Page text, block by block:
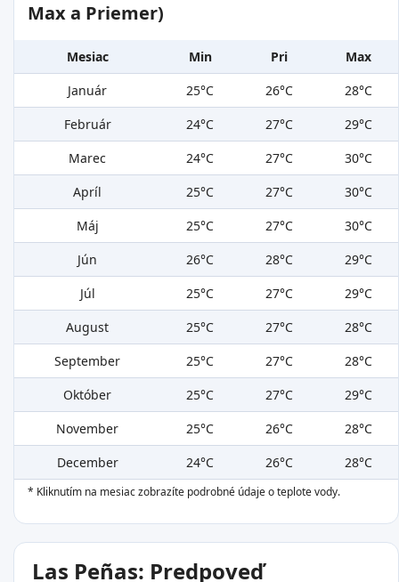
Max a Priemer)
Mesiac Min Pri
Max
Január
25°C 26°C
28°C
Február
24°C 27°C
29°C
Marec
24°C 27°C
30°C
Apríl
25°C 27°C
30°C
Máj
25°C 27°C
30°C
Jún
26°C 28°C
29°C
Júl
25°C 27°C
29°C
August
25°C 27°C
28°C
September
25°C 27°C
28°C
Október
25°C 27°C
29°C
November
25°C 26°C
28°C
December
24°C 26°C 28°C
* Kliknutím na mesiac zobrazíte podrobné údaje o teplote vody.
Las Peñas: Predpoveď